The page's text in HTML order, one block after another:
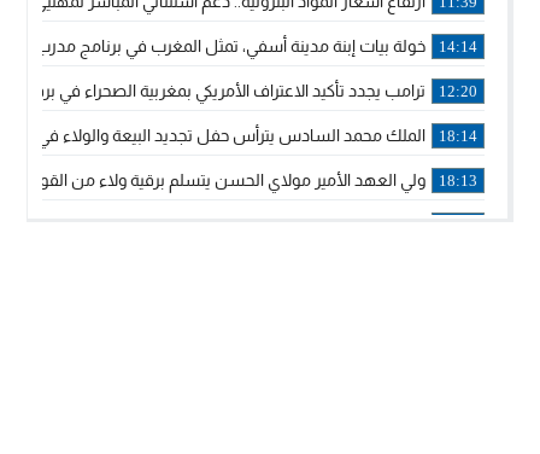
14:14 خولة بيات إبنة مدينة أسفي، تمثل المغرب في برنامج مدرب
12:20 ترامب يجدد تأكيد الاعتراف الأمريكي بمغربية الصحراء في برقية
18:14 الملك محمد السادس يترأس حفل تجديد البيعة والولاء في
18:13 ولي العهد الأمير مولاي الحسن يتسلم برقية ولاء من القوات